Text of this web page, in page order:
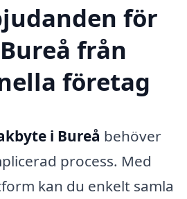
för
från
företag
i Bureå behöver
process. Med
kan du enkelt samla